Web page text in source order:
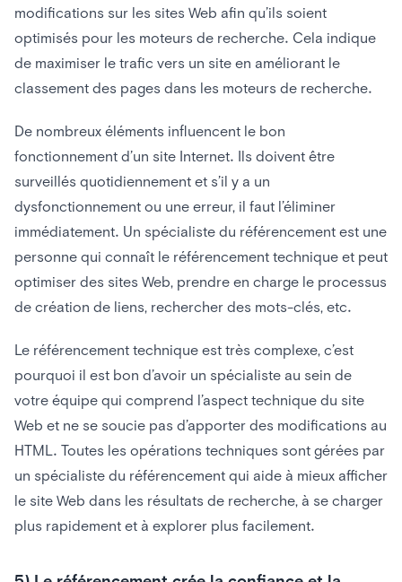
modifications sur les sites Web afin qu’ils soient
optimisés pour les moteurs de recherche. Cela indique
de maximiser le trafic vers un site en améliorant le
classement des pages dans les moteurs de recherche.
De nombreux éléments influencent le bon
fonctionnement d’un site Internet. Ils doivent être
surveillés quotidiennement et s’il y a un
dysfonctionnement ou une erreur, il faut l’éliminer
immédiatement. Un spécialiste du référencement est une
personne qui connaît le référencement technique et peut
optimiser des sites Web, prendre en charge le processus
de création de liens, rechercher des mots-clés, etc.
Le référencement technique est très complexe, c’est
pourquoi il est bon d’avoir un spécialiste au sein de
votre équipe qui comprend l’aspect technique du site
Web et ne se soucie pas d’apporter des modifications au
HTML. Toutes les opérations techniques sont gérées par
un spécialiste du référencement qui aide à mieux afficher
le site Web dans les résultats de recherche, à se charger
plus rapidement et à explorer plus facilement.